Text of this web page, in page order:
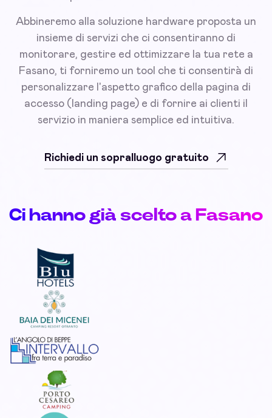
Abbineremo alla soluzione hardware proposta un
insieme di servizi che ci consentiranno di
monitorare, gestire ed ottimizzare la tua rete a
Fasano, ti forniremo un tool che ti consentirà di
personalizzare l'aspetto grafico della pagina di
accesso (landing page) e di fornire ai clienti il
servizio in maniera semplice ed intuitiva.
Richiedi un sopralluogo gratuito
Ci hanno già scelto a Fasano